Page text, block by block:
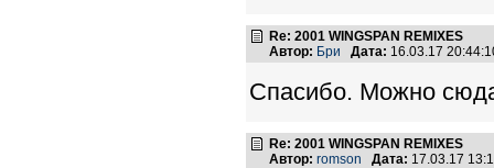
Re: 2001 WINGSPAN REMIXES
Автор: Бри Дата: 16.03.17
Спасибо. Можно
Re: 2001 WINGSPAN REMIXES
Автор: romson Дата: 17.03.17